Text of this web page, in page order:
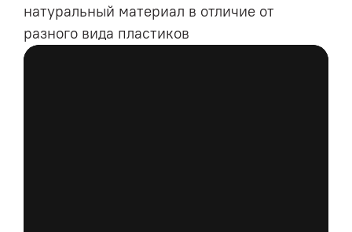
натуральный материал в отличие от
разного вида пластиков